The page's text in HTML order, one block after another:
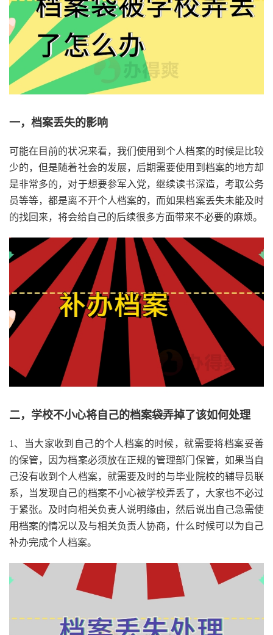
一，档案丢失的影响
可能在目前的状况来看，我们使用到个人档案的时候是比较
少的，但是随着社会的发展，后期需要使用到档案的地方却
是非常多的，对于想要参军入党，继续读书深造，考取公务
员等等，都是离不开个人档案的，而如果档案丢失未能及时
的找回来，将会给自己的后续很多方面带来不必要的麻烦。
二，学校不小心将自己的档案袋弄掉了该如何处理
1、当大家收到自己的个人档案的时候，就需要将档案妥善
的保管，因为档案必须放在正规的管理部门保管，如果当自
己没有收到个人档案，就需要及时的与毕业院校的辅导员联
系，当发现自己的档案不小心被学校弄丢了，大家也不必过
于紧张。及时向相关负责人说明缘由，然后说出自己急需使
用档案的情况以及与相关负责人协商，什么时候可以为自己
补办完成个人档案。